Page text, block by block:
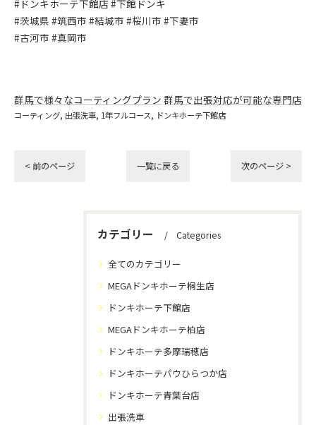
#ドンキホーテ下館店 #下館ドンキ
#茨城県 #筑西市 #結城市 #桜川市 #下妻市
#古河市 #真岡市
群馬で様々なコーティングプラン 群馬で出張対応が可能な専門店
コーティング 出張洗車 1年フルコース ドンキホーテ下館店
< 前のページ 一覧に戻る 次のページ >
カテゴリー Categories
全てのカテゴリー
MEGAドンキホーテ桐生店
ドンキホーテ下館店
MEGAドンキホーテ柏店
ドンキホーテ多摩瑞穂店
ドンキホーテパウひらつか店
ドンキホーテ青葉台店
出張洗車